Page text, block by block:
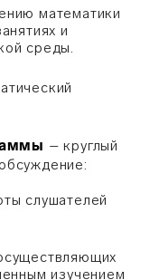
математики
и
среды.
– круглый
слушателей
изучением